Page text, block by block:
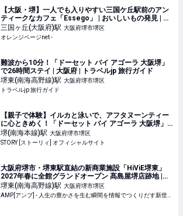
【大阪・堺】一人でも入りやすい三国ケ丘駅前のアン
ティークなカフェ「Essego」 | おいしいもの発見 | オ
レンジページnet
三国ヶ丘(大阪府)駅 大阪府堺市堺区
オレンジページnet -
難波から10分！「ドーセット バイ アゴーラ 大阪堺」
で26時間ステイ | 大阪府 | トラベルjp 旅行ガイド
堺東(南海高野線)駅 大阪府堺市堺区
トラベルjp 旅行ガイド
【親子で体験】イルカと泳いで、アフタヌーンティー
に心ときめく！「ドーセット バイ アゴーラ 大阪堺」
で過ごす欲張り家族旅
堺(南海本線)駅 大阪府堺市堺区
STORY [ストーリィ] オフィシャルサイト
大阪府堺市・堺東駅直結の新商業施設「HiViE堺東」
2027年春に全館グランドオープン 髙島屋堺店跡地 |
AMP[アンプ] - 人生の豊かさを生む瞬間を情報でつく
りだす新世代向けビジネスメディア
堺東(南海高野線)駅 大阪府堺市堺区